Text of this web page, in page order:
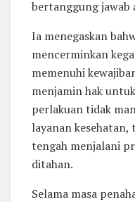
bertanggung jawab
Ia menegaskan
mencerminkan
memenuhi
menjamin hak
perlakuan tidak
layanan kesehatan,
tengah menjalani
ditahan.
Selama masa